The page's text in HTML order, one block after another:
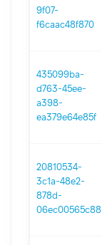
9f07-
f6caac48f870
435099ba-
d763-45ee-
a398-
ea379e64e85f
20810534-
3c1a-48e2-
878d-
06ec00565c88